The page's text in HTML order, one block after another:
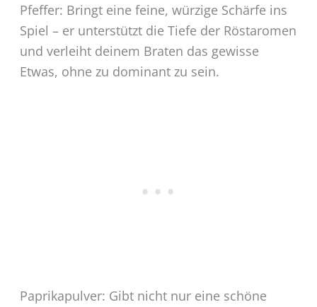
Pfeffer: Bringt eine feine, würzige Schärfe ins
Spiel – er unterstützt die Tiefe der Röstaromen
und verleiht deinem Braten das gewisse
Etwas, ohne zu dominant zu sein.
Paprikapulver: Gibt nicht nur eine schöne